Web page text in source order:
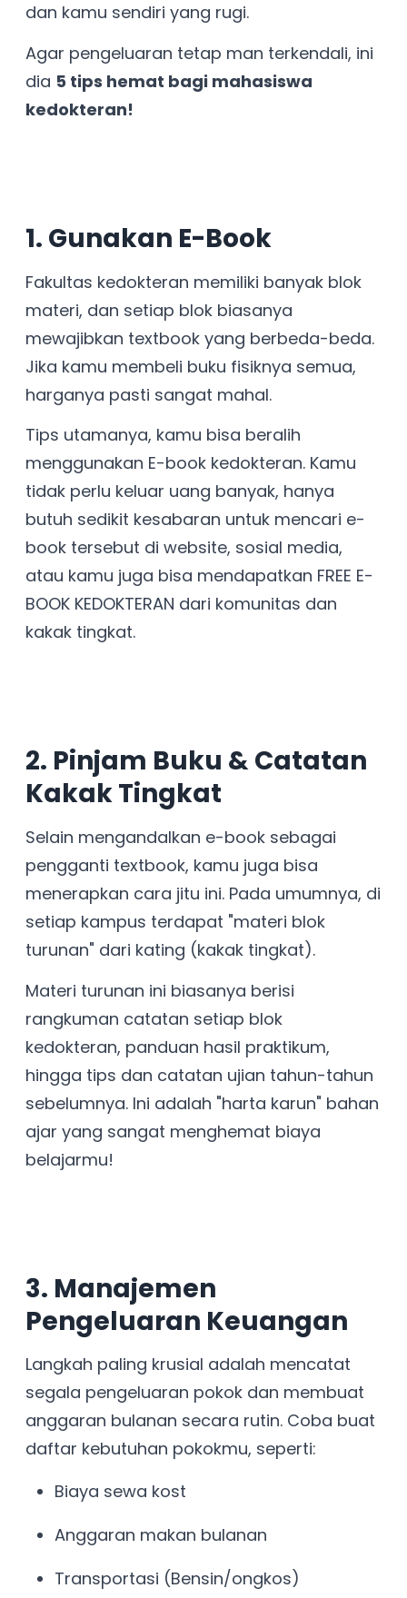
dan kamu sendiri yang rugi.
Agar pengeluaran tetap man terkendali, ini
dia 5 tips hemat bagi mahasiswa
kedokteran!
1. Gunakan E-Book
Fakultas kedokteran memiliki banyak blok
materi, dan setiap blok biasanya
mewajibkan textbook yang berbeda-beda.
Jika kamu membeli buku fisiknya semua,
harganya pasti sangat mahal.
Tips utamanya, kamu bisa beralih
menggunakan E-book kedokteran. Kamu
tidak perlu keluar uang banyak, hanya
butuh sedikit kesabaran untuk mencari e-
book tersebut di website, sosial media,
atau kamu juga bisa mendapatkan FREE E-
BOOK KEDOKTERAN dari komunitas dan
kakak tingkat.
2. Pinjam Buku & Catatan
Kakak Tingkat
Selain mengandalkan e-book sebagai
pengganti textbook, kamu juga bisa
menerapkan cara jitu ini. Pada umumnya, di
setiap kampus terdapat "materi blok
turunan" dari kating (kakak tingkat).
Materi turunan ini biasanya berisi
rangkuman catatan setiap blok
kedokteran, panduan hasil praktikum,
hingga tips dan catatan ujian tahun-tahun
sebelumnya. Ini adalah "harta karun" bahan
ajar yang sangat menghemat biaya
belajarmu!
3. Manajemen
Pengeluaran Keuangan
Langkah paling krusial adalah mencatat
segala pengeluaran pokok dan membuat
anggaran bulanan secara rutin. Coba buat
daftar kebutuhan pokokmu, seperti:
Biaya sewa kost
Anggaran makan bulanan
Transportasi (Bensin/ongkos)